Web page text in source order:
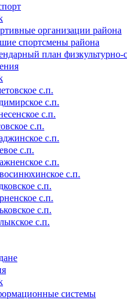
организации района
спортсмены района
план
с.п.
с.п.
с.п.
с.п.
с.п.
с.п.
с.п.
с.п.
с.п.
с.п.
с.п.
с.п.
системы